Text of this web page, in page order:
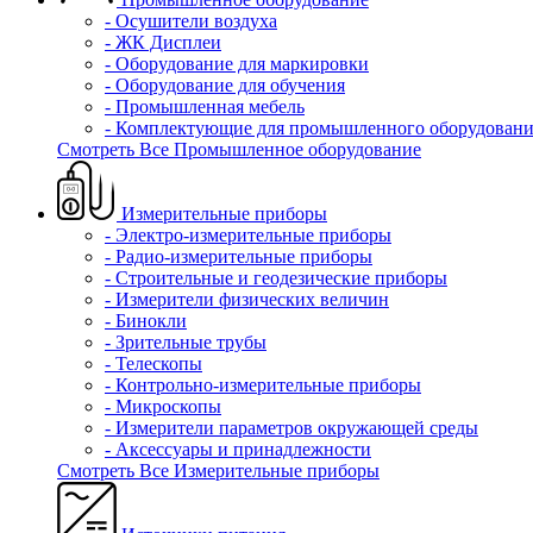
- Осушители воздуха
- ЖК Дисплеи
- Оборудование для маркировки
- Оборудование для обучения
- Промышленная мебель
- Комплектующие для промышленного
Смотреть Все Промышленное оборудование
Измерительные приборы
- Электро-измерительные приборы
- Радио-измерительные приборы
- Строительные и геодезические приборы
- Измерители физических величин
- Бинокли
- Зрительные трубы
- Телескопы
- Контрольно-измерительные приборы
- Микроскопы
- Измерители параметров окружающей среды
- Аксессуары и принадлежности
Смотреть Все Измерительные приборы